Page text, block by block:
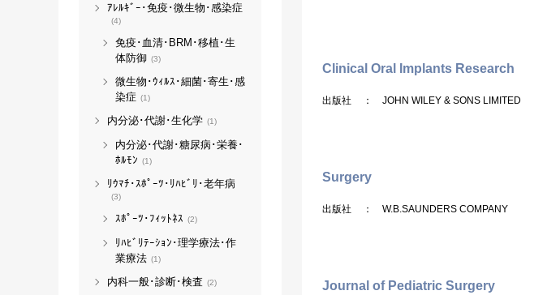
Clinical Oral Implants Research
出版社 ： JOHN WILEY & SONS LIMITED
Surgery
出版社 ： W.B.SAUNDERS COMPANY
Journal of Pediatric Surgery
ｱﾚﾙｷﾞｰ･免疫･微生物･感染症
(4)
免疫･血清･BRM･移植･生
体防御 (3)
微生物･ｳｨﾙｽ･細菌･寄生･感
染症 (1)
内分泌･代謝･生化学 (1)
内分泌･代謝･糖尿病･栄養･
ﾎﾙﾓﾝ (1)
ﾘｳﾏﾁ･ｽﾎﾟｰﾂ･ﾘﾊﾋﾞﾘ･老年病
(3)
ｽﾎﾟｰﾂ･ﾌｨｯﾄﾈｽ (2)
ﾘﾊﾋﾞﾘﾃｰｼｮﾝ･理学療法･作
業療法 (1)
内科一般･診断･検査 (2)